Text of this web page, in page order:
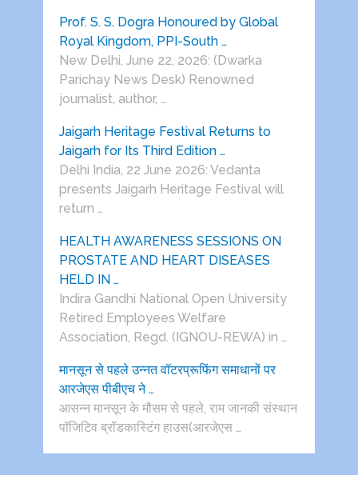
Prof. S. S. Dogra Honoured by Global
Royal Kingdom, PPI-South …
New Delhi, June 22, 2026: (Dwarka
Parichay News Desk) Renowned
journalist, author, …
Jaigarh Heritage Festival Returns to
Jaigarh for Its Third Edition …
Delhi India, 22 June 2026: Vedanta
presents Jaigarh Heritage Festival will
return …
HEALTH AWARENESS SESSIONS ON
PROSTATE AND HEART DISEASES
HELD IN …
Indira Gandhi National Open University
Retired Employees Welfare
Association, Regd. (IGNOU-REWA) in …
मानसून से पहले उन्नत वॉटरप्रूफिंग समाधानों पर
आरजेएस पीबीएच ने …
आसन्न मानसून के मौसम से पहले, राम जानकी संस्थान
पॉजिटिव ब्रॉडकास्टिंग हाउस(आरजेएस …